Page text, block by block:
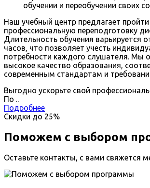
обучении и переобучении своих
Наш учебный центр предлагает пройти
профессиональную переподготовку
Длительность обучения варьируется
часов, что позволяет учесть
потребности каждого слушателя. Мы
высокое качество образования,
современным стандартам и
Выгодно ускорьте свой
По ..
Подробнее
Скидки до 25%
Поможем с выбором
Оставьте контакты, с вами свяжется